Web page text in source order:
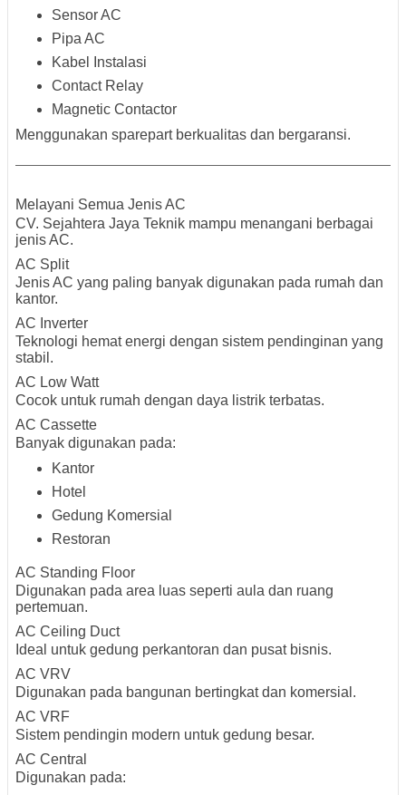
Sensor AC
Pipa AC
Kabel Instalasi
Contact Relay
Magnetic Contactor
Menggunakan sparepart berkualitas dan bergaransi.
Melayani Semua Jenis AC
CV. Sejahtera Jaya Teknik mampu menangani berbagai
jenis AC.
AC Split
Jenis AC yang paling banyak digunakan pada rumah dan
kantor.
AC Inverter
Teknologi hemat energi dengan sistem pendinginan yang
stabil.
AC Low Watt
Cocok untuk rumah dengan daya listrik terbatas.
AC Cassette
Banyak digunakan pada:
Kantor
Hotel
Gedung Komersial
Restoran
AC Standing Floor
Digunakan pada area luas seperti aula dan ruang
pertemuan.
AC Ceiling Duct
Ideal untuk gedung perkantoran dan pusat bisnis.
AC VRV
Digunakan pada bangunan bertingkat dan komersial.
AC VRF
Sistem pendingin modern untuk gedung besar.
AC Central
Digunakan pada: